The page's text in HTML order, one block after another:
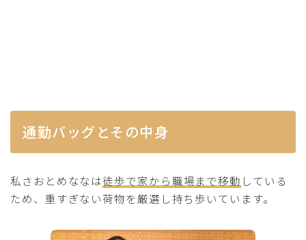
通勤バッグとその中身
私さおとめななは徒歩で家から職場まで移動 している
ため、重すぎない荷物を厳選し持ち歩いています。